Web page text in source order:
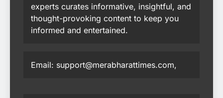
experts curates informative, insightful, and
thought-provoking content to keep you
informed and entertained.
Email: support@merabharattimes.com,